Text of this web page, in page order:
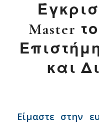
Master
και
Είμαστε στην